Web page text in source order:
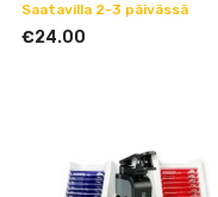
Saatavilla 2-3 päivässä
€24.00